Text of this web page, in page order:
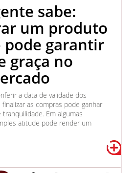
sabe:
um produto
pode garantir
graça no
a data de validade dos
as compras pode ganhar
Em algumas
atitude pode render um